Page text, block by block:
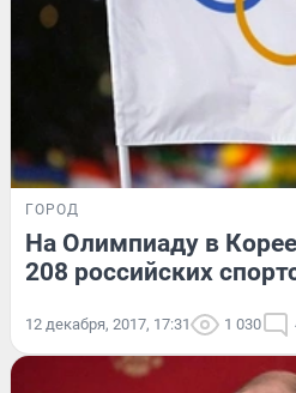
ГОРОД
На Олимпиаду в
208 российских
12 декабря, 2017, 17:31 1 030